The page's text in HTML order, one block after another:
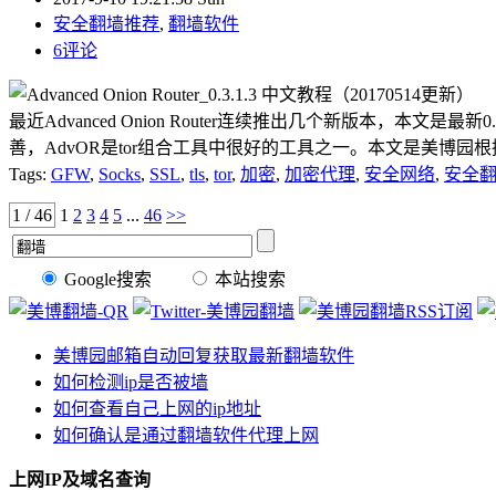
安全翻墙推荐, 翻墙软件
6评论
最近Advanced Onion Router连续推出几个新版本，本文是最
善，AdvOR是tor组合工具中很好的工具之一。本文是美博园
Tags: GFW, Socks, SSL, tls, tor, 加密, 加密代理, 安全网络, 安全
1 / 46 1 2 3 4 5 ... 46 >>
Google搜索 本站搜索
美博园邮箱自动回复获取最新翻墙软件
如何检测ip是否被墙
如何查看自己上网的ip地址
如何确认是通过翻墙软件代理上网
上网IP及域名查询